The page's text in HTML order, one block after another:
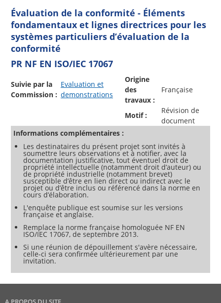
Évaluation de la conformité - Éléments
fondamentaux et lignes directrices pour les
systèmes particuliers d’évaluation de la
conformité
PR NF EN ISO/IEC 17067
Suivie par la
Commission :
Evaluation et
demonstrations
Origine
des
travaux :
Française
Motif :
Révision de
document
Informations complémentaires :
Les destinataires du présent projet sont invités à
soumettre leurs observations et à notifier, avec la
documentation justificative, tout éventuel droit de
propriété intellectuelle (notamment droit d’auteur) ou
de propriété industrielle (notamment brevet)
susceptible d’être en lien direct ou indirect avec le
projet ou d’être inclus ou référencé dans la norme en
cours d’élaboration.
L'enquête publique est soumise sur les versions
française et anglaise.
Remplace la norme française homologuée NF EN
ISO/IEC 17067, de septembre 2013.
Si une réunion de dépouillement s'avère nécessaire,
celle-ci sera confirmée ultérieurement par une
invitation.